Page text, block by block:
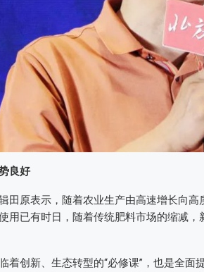
良好
田原表示，随着农业生产由高速增长向
用已有时日，随着传统肥料市场的缩减
着创新、生态转型的“必修课”，也是全